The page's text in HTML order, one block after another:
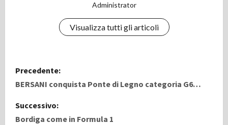
Administrator
Visualizza tutti gli articoli
N
a
v
Precedente:
BERSANI conquista Ponte di Legno categoria G6…
Successivo:
Bordiga come in Formula 1